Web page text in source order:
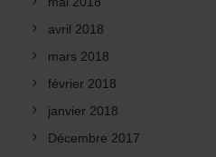
avril 2018
mars 2018
février 2018
janvier 2018
Décembre 2017